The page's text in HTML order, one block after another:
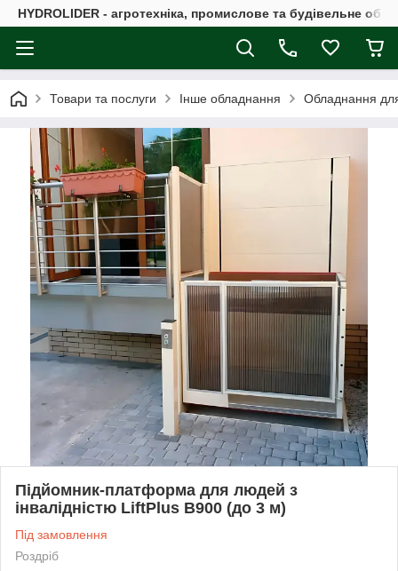
HYDROLIDER - агротехніка, промислове та будівельне
Товари та послуги Інше обладнання Обладнання
Підйомник-платформа для людей з
інвалідністю LiftPlus B900 (до 3 м)
Під замовлення
Роздріб